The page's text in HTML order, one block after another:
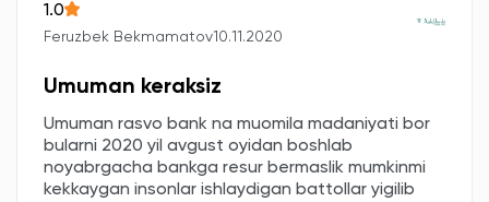
1.0
Feruzbek Bekmamatov10.11.2020
Umuman keraksiz
Umuman rasvo bank na muomila madaniyati bor
bularni 2020 yil avgust oyidan boshlab
noyabrgacha bankga resur bermaslik mumkinmi
kekkaygan insonlar ishlaydigan battollar yigilib